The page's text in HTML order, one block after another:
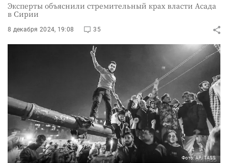
Эксперты объяснили стремительный крах власти Асада
в Сирии
8 декабря 2024, 19:08 35
Фото: AP/TASS